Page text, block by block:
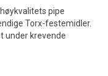
pipe
Torx-festemidler.
under krevende